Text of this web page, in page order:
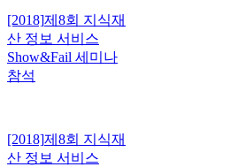
[2018]제8회 지식재
산 정보 서비스
Show&Fail 세미나
참석
[2018]제8회 지식재
산 정보 서비스